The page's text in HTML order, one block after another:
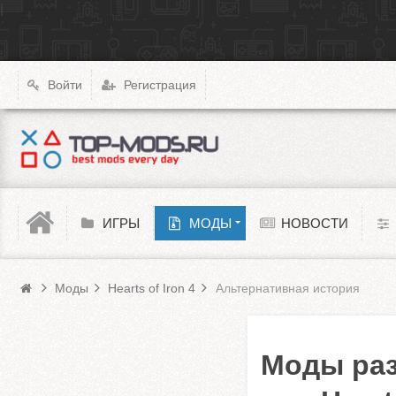
Войти Регистрация
Моды HoI 4
ИГРЫ МОДЫ
XCOM: Chimera Squad
Cyberpunk 2077
Teardown
Melon Playground
Barotrauma НОВОСТИ
Моды Hearts of Iron 4 Альтернативная история
Моды